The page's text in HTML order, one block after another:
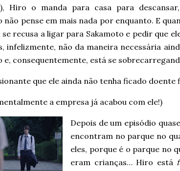
Hiro o manda para casa para
não pense em mais nada por enquanto. E
se recusa a ligar para Sakamoto e pedir que
infelizmente, não da maneira necessária
e, consequentemente, está se
que ele ainda não tenha ficado doente
a empresa já acabou com ele!)
Depois de um episódio
encontram no parque no
eles, porque é o parque no
eram crianças… Hiro está